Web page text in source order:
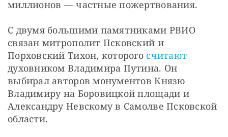
миллионов — частные пожертвования.
С двумя большими памятниками РВИО
связан митрополит Псковский и
Порховский Тихон, которого считают
духовником Владимира Путина. Он
выбирал авторов монументов Князю
Владимиру на Боровицкой площади и
Александру Невскому в Самолве Псковской
области.